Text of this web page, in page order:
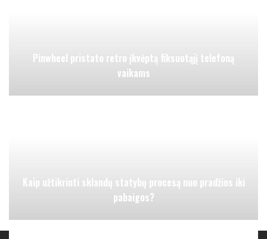
Pinwheel pristato retro įkvėptą fiksuotąjį telefoną
vaikams
Kaip užtikrinti sklandų statybų procesą nuo pradžios iki
pabaigos?